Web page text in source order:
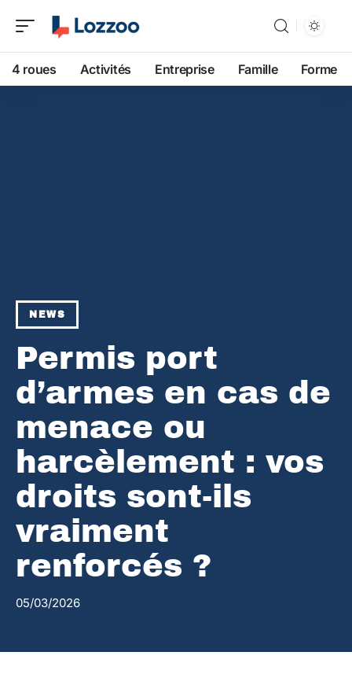
4 roues Activités Entreprise Famille Forme
NEWS
Permis port
d’armes en cas de
menace ou
harcèlement : vos
droits sont-ils
vraiment
renforcés ?
05/03/2026